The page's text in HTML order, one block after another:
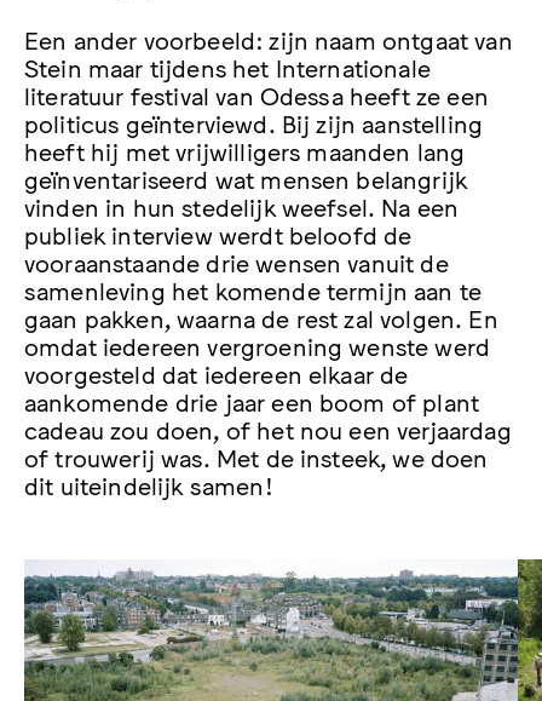
Een ander voorbeeld: zijn naam ontgaat van
Stein maar tijdens het Internationale
literatuur festival van Odessa heeft ze een
politicus geïnterviewd. Bij zijn aanstelling
heeft hij met vrijwilligers maanden lang
geïnventariseerd wat mensen belangrijk
vinden in hun stedelijk weefsel. Na een
publiek interview werdt beloofd de
vooraanstaande drie wensen vanuit de
samenleving het komende termijn aan te
gaan pakken, waarna de rest zal volgen. En
omdat iedereen vergroening wenste werd
voorgesteld dat iedereen elkaar de
aankomende drie jaar een boom of plant
cadeau zou doen, of het nou een verjaardag
of trouwerij was. Met de insteek, we doen
dit uiteindelijk samen!